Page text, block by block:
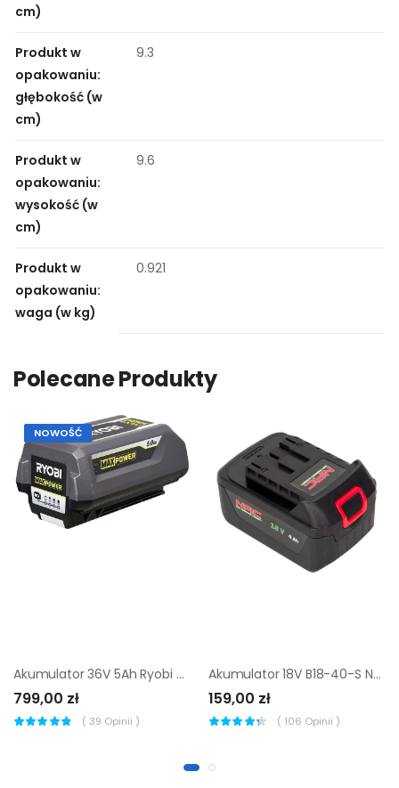
cm)
Produkt w
opakowaniu:
głębokość (w
cm)
9.3
Produkt w
opakowaniu:
wysokość (w
cm)
9.6
Produkt w
opakowaniu:
waga (w kg)
0.921
Polecane Produkty
NOWOŚĆ
Akumulator 36V 5Ah Ryobi Max Power RY36B50B
799,00 zł
( 39 Opinii )
Akumulator 18V B18-40-S NAC
159,00 zł
( 106 Opinii )